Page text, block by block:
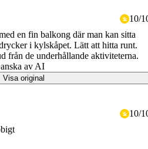
10/
en fin balkong där man kan sitta
i kylskåpet. Lätt att hitta runt.
från de underhållande aktiviteterna.
av AI
Visa original
10/